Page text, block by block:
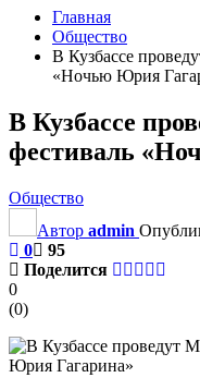
Главная
Общество
В Кузбассе
«Ночью Юрия
В Кузбассе
фестиваль
Общество
Автор admin
0
95
Поделится
0
(0)